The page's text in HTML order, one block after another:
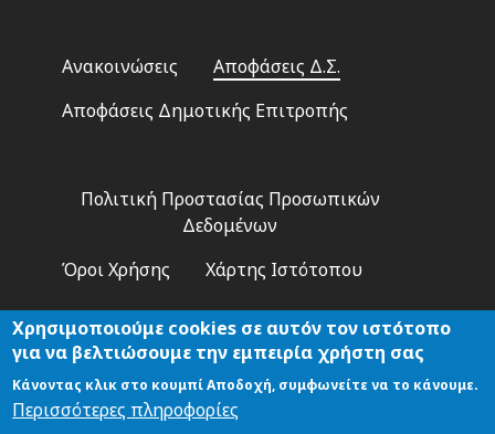
2
Ανακοινώσεις
Αποφάσεις Δ.Σ.
Αποφάσεις Δημοτικής Επιτροπής
Πολιτική Προστασίας Προσωπικών
Δεδομένων
Όροι Χρήσης
Χάρτης Ιστότοπου
Αναζήτηση
Χρησιμοποιούμε cookies σε αυτόν τον ιστότοπο
για να βελτιώσουμε την εμπειρία χρήστη σας
Κάνοντας κλικ στο κουμπί Αποδοχή, συμφωνείτε να το κάνουμε.
Περισσότερες πληροφορίες